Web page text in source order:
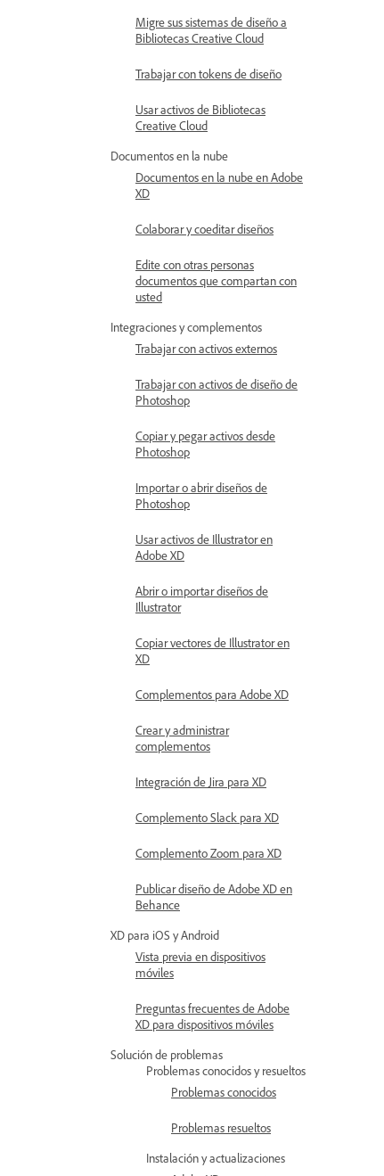
Migre sus sistemas de diseño a
Bibliotecas Creative Cloud
Trabajar con tokens de diseño
Usar activos de Bibliotecas
Creative Cloud
Documentos en la nube
Documentos en la nube en Adobe
XD
Colaborar y coeditar diseños
Edite con otras personas
documentos que compartan con
usted
Integraciones y complementos
Trabajar con activos externos
Trabajar con activos de diseño de
Photoshop
Copiar y pegar activos desde
Photoshop
Importar o abrir diseños de
Photoshop
Usar activos de Illustrator en
Adobe XD
Abrir o importar diseños de
Illustrator
Copiar vectores de Illustrator en
XD
Complementos para Adobe XD
Crear y administrar
complementos
Integración de Jira para XD
Complemento Slack para XD
Complemento Zoom para XD
Publicar diseño de Adobe XD en
Behance
XD para iOS y Android
Vista previa en dispositivos
móviles
Preguntas frecuentes de Adobe
XD para dispositivos móviles
Solución de problemas
Problemas conocidos y resueltos
Problemas conocidos
Problemas resueltos
Instalación y actualizaciones